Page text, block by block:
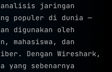
jaringan
populer di dunia —
digunakan oleh
mahasiswa, dan
Dengan Wireshark,
yang sebenarnya